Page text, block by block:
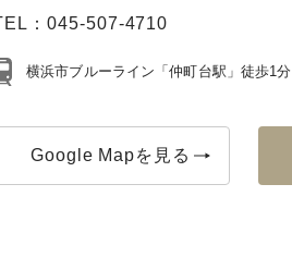
： 045-507-4710
横浜市ブルーライン「仲町台駅」徒歩1分
Google Mapを見る